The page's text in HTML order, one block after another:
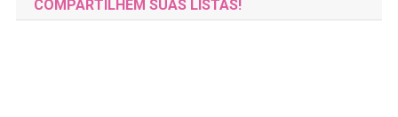
COMPARTILHEM SUAS LISTAS!